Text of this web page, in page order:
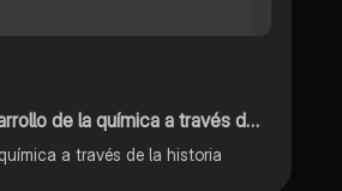
de la química a través de la historia
a través de la historia